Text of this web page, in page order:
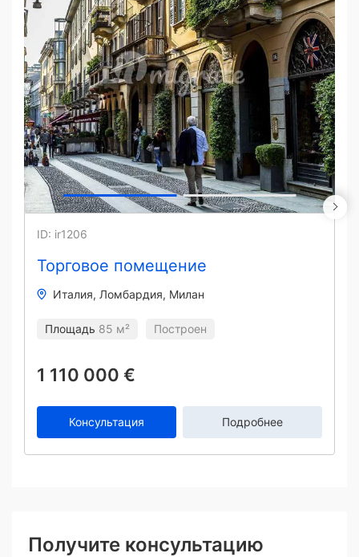
Торговое помещение
ID: ir1206
Италия Ломбардия Милан
Площадь 85 м² Построен
1 110 000 €
Консультация Подробнее
Получите консультацию